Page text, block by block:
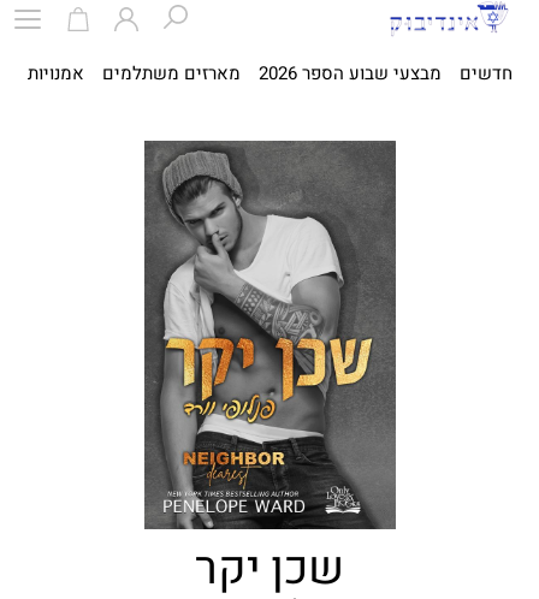
חדשים מבצעי שבוע הספר 2026 מארזים משתלמים אמנויות
שכן יקר